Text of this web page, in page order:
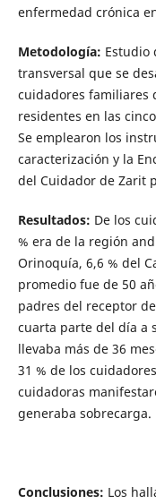
enfermedad crónica
Metodología: Estudio
transversal que se
cuidadores familiares
residentes en las
Se emplearon los
caracterización y la
del Cuidador de Zarit
Resultados: De los
% era de la región
Orinoquía, 6,6 % del
promedio fue de 50
padres del receptor
cuarta parte del día a
llevaba más de 36
31 % de los
cuidadoras
generaba sobrecarga.
Conclusiones: Los